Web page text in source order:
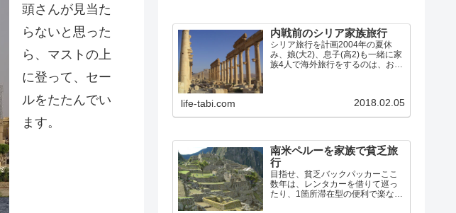
頭さんが見当た
らないと思った
ら、マストの上
に登って、セー
ルをたたんでい
ます。
内戦前のシリア家族旅行
シリア旅行を計画2004年の夏休
み、娘(大2)、息子(高2)も一緒に家
族4人で海外旅行をするのは、おそ
ラの遺跡と、聖書時代からの古代
life-tabi.com 2018.02.05
南米ペルーを家族で貧乏旅
行
目指せ、貧乏バックパッカーここ
数年は、レンタカーを借りて巡っ
たり、1箇所滞在型の便利で楽な旅